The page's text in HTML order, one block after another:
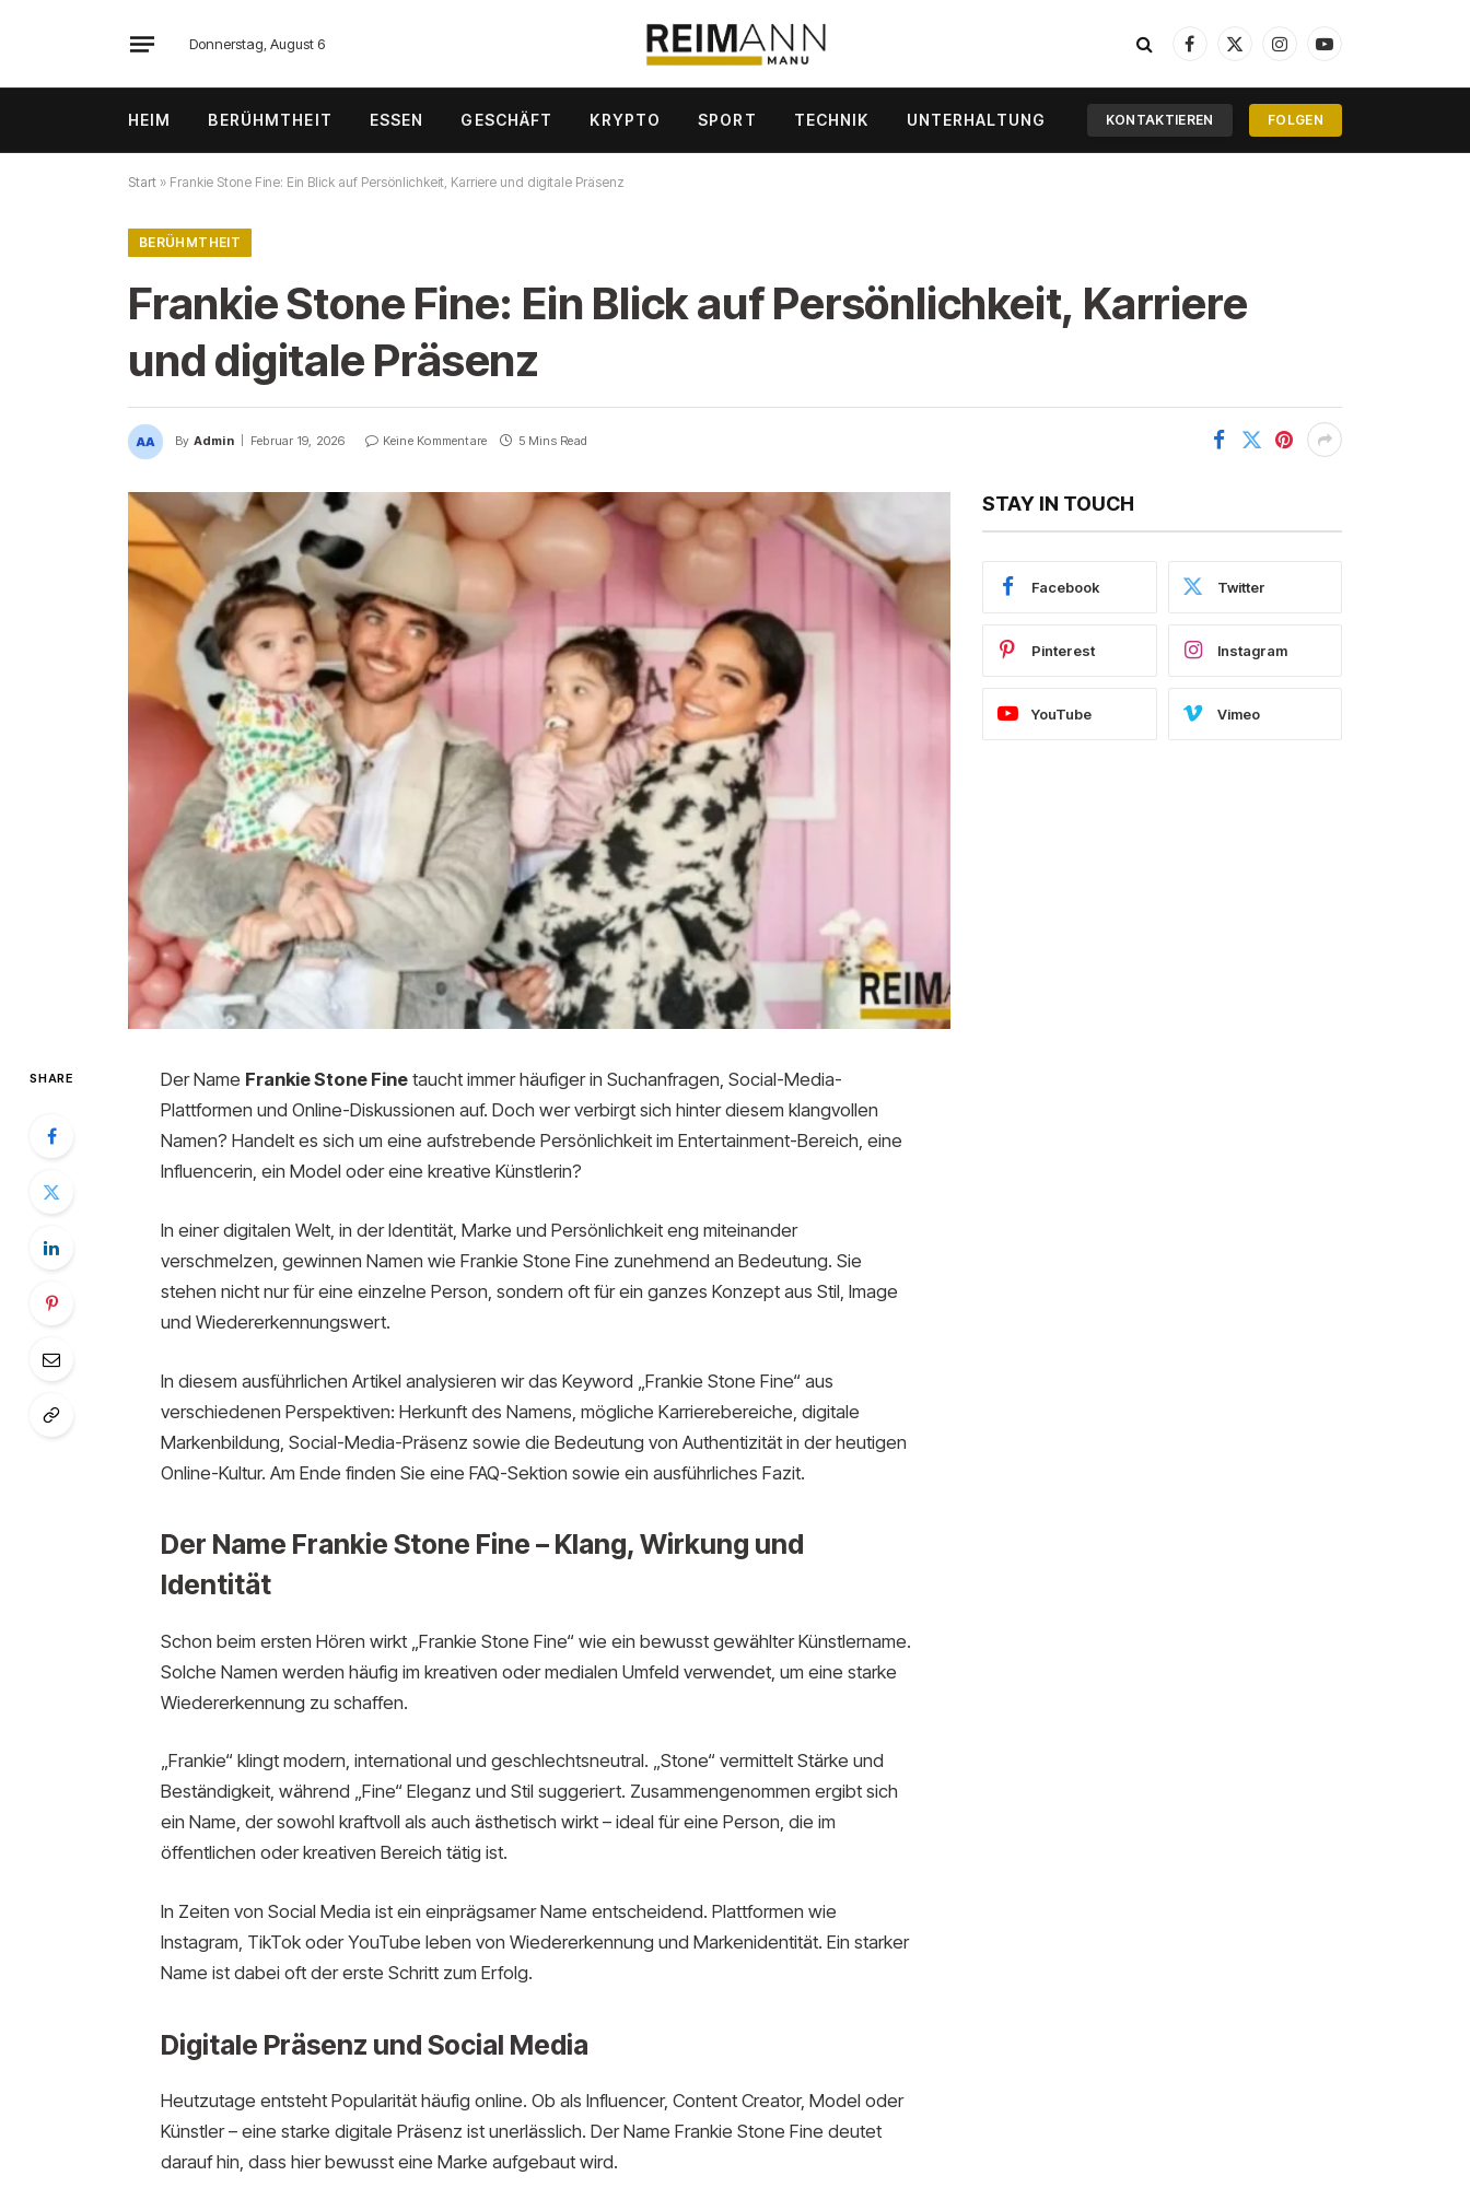
Donnerstag, August 6
Facebook
X
InstagramYouTube
HEIM BERÜHMTHEIT ESSEN GESCHÄFT KRYPTO SPORT TECHNIK UNTERHALTUNG KONTAKTIEREN FOLGEN
Start » Frankie Stone Fine: Ein Blick auf Persönlichkeit, Karriere und digitale Präsenz
BERÜHMTHEIT
Frankie Stone Fine: Ein Blick auf Persönlichkeit, Karriere
und digitale Präsenz
By Admin Februar 19, 2026 Keine Kommentare 5 Mins Read
SHARE Der Name Frankie Stone Finetaucht immer häufiger in Suchanfragen, Social-Media-
Plattformen und Online-Diskussionen auf. Doch wer verbirgt sich hinter diesem klangvollen
Namen? Handelt es sich um eine aufstrebende Persönlichkeit im Entertainment-Bereich, eine
Influencerin, ein Model oder eine kreative Künstlerin?
In einer digitalen Welt, in der Identität, Marke und Persönlichkeit eng miteinander
verschmelzen, gewinnen Namen wie Frankie Stone Fine zunehmend an Bedeutung. Sie
stehen nicht nur für eine einzelne Person, sondern oft für ein ganzes Konzept aus Stil, Image
und Wiedererkennungswert.
In diesem ausführlichen Artikel analysieren wir das Keyword „Frankie Stone Fine“ aus
verschiedenen Perspektiven: Herkunft des Namens, mögliche Karrierebereiche, digitale
Markenbildung, Social-Media-Präsenz sowie die Bedeutung von Authentizität in der heutigen
Online-Kultur. Am Ende finden Sie eine FAQ-Sektion sowie ein ausführliches Fazit.
Der Name Frankie Stone Fine – Klang, Wirkung und
Identität
Schon beim ersten Hören wirkt „Frankie Stone Fine“ wie ein bewusst gewählter Künstlername.
Solche Namen werden häufig im kreativen oder medialen Umfeld verwendet, um eine starke
Wiedererkennung zu schaffen.
„Frankie“ klingt modern, international und geschlechtsneutral. „Stone“ vermittelt Stärke und
Beständigkeit, während „Fine“ Eleganz und Stil suggeriert. Zusammengenommen ergibt sich
ein Name, der sowohl kraftvoll als auch ästhetisch wirkt – ideal für eine Person, die im
öffentlichen oder kreativen Bereich tätig ist.
In Zeiten von Social Media ist ein einprägsamer Name entscheidend. Plattformen wie
Instagram, TikTok oder YouTube leben von Wiedererkennung und Markenidentität. Ein starker
Name ist dabei oft der erste Schritt zum Erfolg.
Digitale Präsenz und Social Media
Heutzutage entsteht Popularität häufig online. Ob als Influencer, Content Creator, Model oder
Künstler – eine starke digitale Präsenz ist unerlässlich. Der Name Frankie Stone Fine deutet
darauf hin, dass hier bewusst eine Marke aufgebaut wird.
STAY IN TOUCH
Facebook Twitter
Pinterest Instagram
YouTube Vimeo